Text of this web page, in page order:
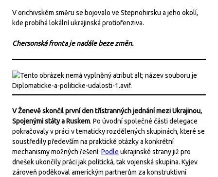
V orichivském směru se bojovalo ve Stepnohirsku a jeho okolí,
kde probíhá lokální ukrajinská protiofenziva.
Chersonská fronta je nadále beze změn.
V Ženevě skončil první den třístranných jednání mezi Ukrajinou,
Spojenými státy a Ruskem. Po úvodní společné části delegace
pokračovaly v práci v tematicky rozdělených skupinách, které se
soustředily především na praktické otázky a konkrétní
mechanismy možných řešení. Podle ukrajinské strany již pro
dnešek ukončily práci jak politická, tak vojenská skupina. Kyjev
zároveň poděkoval americkým partnerům za konstruktivní